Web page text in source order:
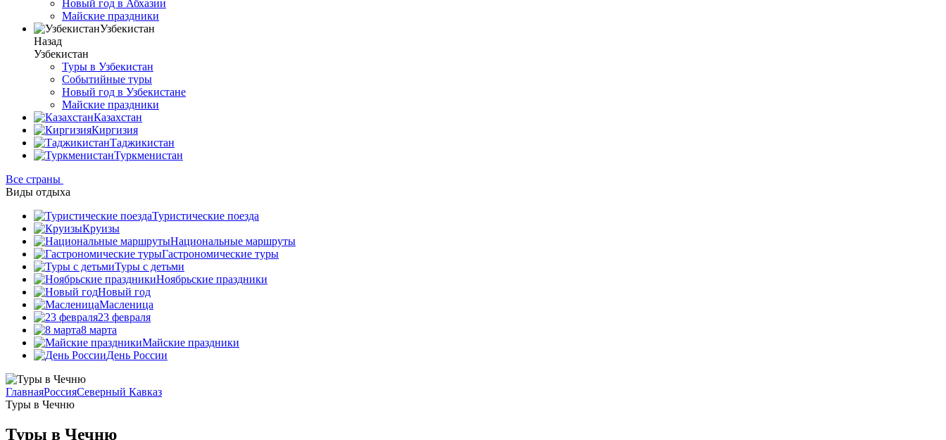
Новый год в Абхазии
Майские праздники
Узбекистан
Назад
Узбекистан
Туры в Узбекистан
Событийные туры
Новый год в Узбекистане
Майские праздники
Казахстан
Киргизия
Таджикистан
Туркменистан
Все страны
Виды отдыха
Туристические поезда
Круизы
Национальные маршруты
Гастрономические туры
Туры с детьми
Ноябрьские праздники
Новый год
Масленица
23 февраля
8 марта
Майские праздники
День России
ГлавнаяРоссияСеверный Кавказ
Туры в Чечню
Туры в Чечню